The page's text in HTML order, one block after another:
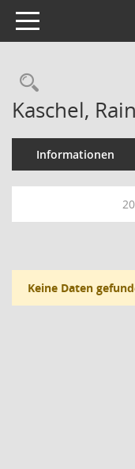
Toggle navigation
Kaschel,
Informationen
Keine Daten